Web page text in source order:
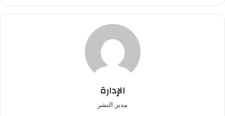
الإدارة
مدير النشر